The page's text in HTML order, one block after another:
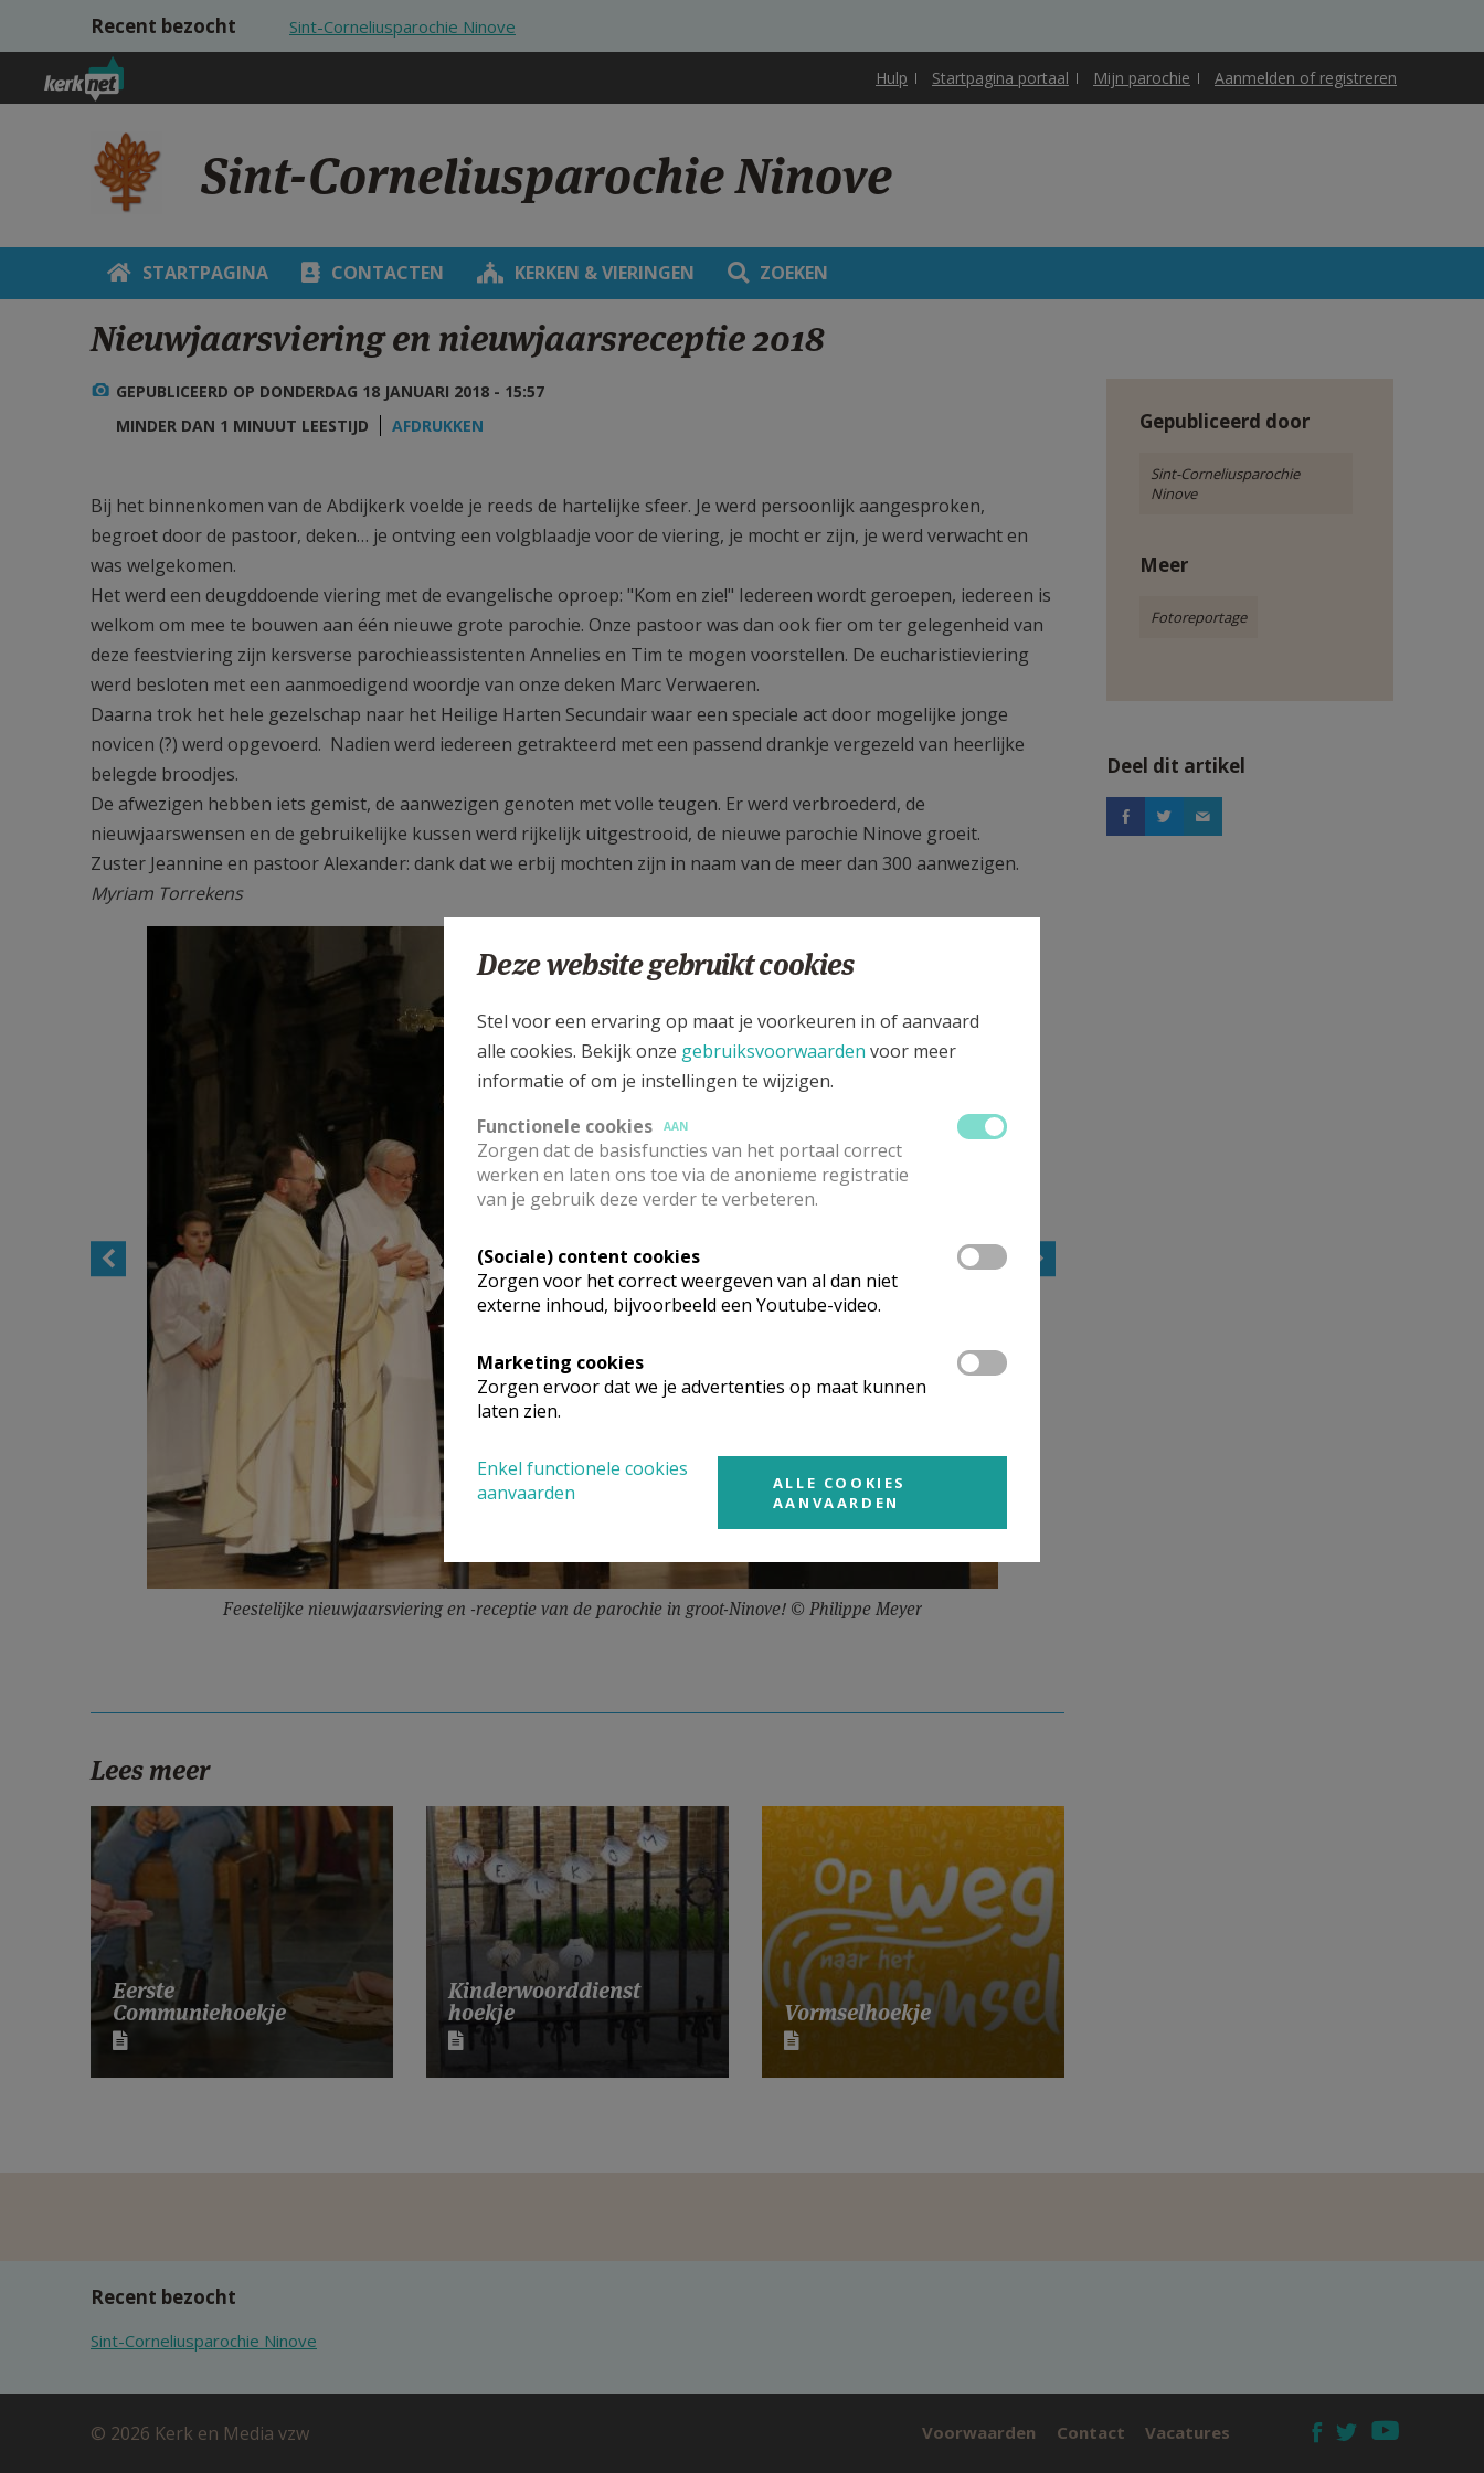
Overslaan en naar de inhoud gaan
Recent bezocht Sint-Corneliusparochie Ninove
Hulp Startpagina portaal Mijn parochie Aanmelden of registreren
Sint-Corneliusparochie Ninove
STARTPAGINA CONTACTEN KERKEN & VIERINGEN ZOEKEN
Nieuwjaarsviering en nieuwjaarsreceptie 2018
GEPUBLICEERD OP DONDERDAG 18 JANUARI 2018 - 15:57
MINDER DAN 1 MINUUT LEESTIJD
AFDRUKKEN
Bij het binnenkomen van de Abdijkerk voelde je reeds de hartelijke sfeer. Je werd persoonlijk aangesproken,
begroet door de pastoor, deken… je ontving een volgblaadje voor de viering, je mocht er zijn, je werd verwacht en
was welgekomen.
Het werd een deugddoende viering met de evangelische oproep: "Kom en zie!" Iedereen wordt geroepen, iedereen is
welkom om mee te bouwen aan één nieuwe grote parochie. Onze pastoor was dan ook fier om ter gelegenheid van
deze feestviering zijn kersverse parochieassistenten Annelies en Tim te mogen voorstellen. De eucharistieviering
werd besloten met een aanmoedigend woordje van onze deken Marc Verwaeren.
Daarna trok het hele gezelschap naar het Heilige Harten Secundair waar een speciale act door mogelijke jonge
novicen (?) werd opgevoerd. Nadien werd iedereen getrakteerd met een passend drankje vergezeld van heerlijke
belegde broodjes.
De afwezigen hebben iets gemist, de aanwezigen genoten met volle teugen. Er werd verbroederd, de
nieuwjaarswensen en de gebruikelijke kussen werd rijkelijk uitgestrooid, de nieuwe parochie Ninove groeit.
Zuster Jeannine en pastoor Alexander: dank dat we erbij mochten zijn in naam van de meer dan 300 aanwezigen.
Myriam Torrekens
Feestelijke nieuwjaarsviering en -receptie van de parochie in groot-Ninove! © Philippe Meyer
Gepubliceerd door
Sint-Corneliusparochie
Ninove
Meer
Fotoreportage
Deel dit artikel
Lees meer
Eerste
Communiehoekje
Kinderwoorddienst
hoekje Vormselhoekje
Recent bezocht
Sint-Corneliusparochie Ninove
© 2026 Kerk en Media vzw Vacatures
Contact
Voorwaarden
Deze website gebruikt cookies
Stel voor een ervaring op maat je voorkeuren in of aanvaard
alle cookies. Bekijk onze gebruiksvoorwaarden voor meer
informatie of om je instellingen te wijzigen.
Functionele cookies
AAN
Zorgen dat de basisfuncties van het portaal correct
werken en laten ons toe via de anonieme registratie
van je gebruik deze verder te verbeteren.
(Sociale) content cookies
Zorgen voor het correct weergeven van al dan niet
externe inhoud, bijvoorbeeld een Youtube-video.
Marketing cookies
Zorgen ervoor dat we je advertenties op maat kunnen
laten zien.
Enkel functionele cookies
aanvaarden
ALLE COOKIES
AANVAARDEN